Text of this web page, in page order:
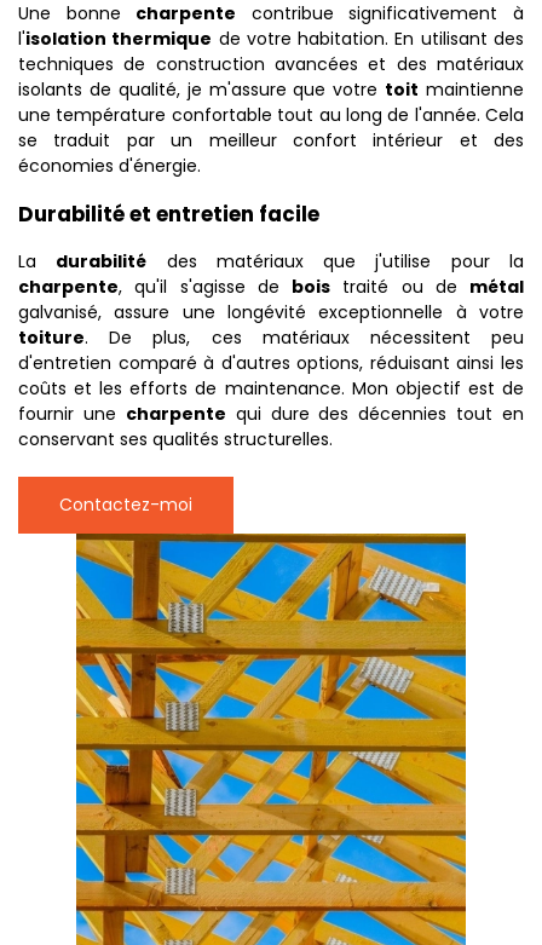
Une bonne charpente contribue significativement à
l'isolation thermique de votre habitation. En utilisant des
techniques de construction avancées et des matériaux
isolants de qualité, je m'assure que votre toit maintienne
une température confortable tout au long de l'année. Cela
se traduit par un meilleur confort intérieur et des
économies d'énergie.
Durabilité et entretien facile
La durabilité des matériaux que j'utilise pour la
charpente, qu'il s'agisse de bois traité ou de métal
galvanisé, assure une longévité exceptionnelle à votre
toiture. De plus, ces matériaux nécessitent peu
d'entretien comparé à d'autres options, réduisant ainsi les
coûts et les efforts de maintenance. Mon objectif est de
fournir une charpente qui dure des décennies tout en
conservant ses qualités structurelles.
Contactez-moi